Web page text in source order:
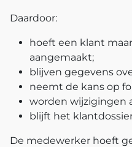
Daardoor:
hoeft een klant
aangemaakt;
blijven gegevens
neemt de kans op
worden wijzigingen
blijft het
De medewerker hoeft